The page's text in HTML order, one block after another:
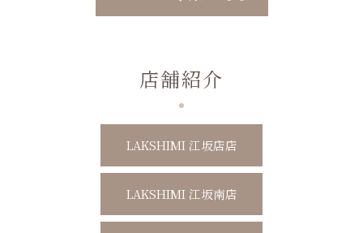
店舗紹介
LAKSHIMI 江坂店店
LAKSHIMI 江坂南店